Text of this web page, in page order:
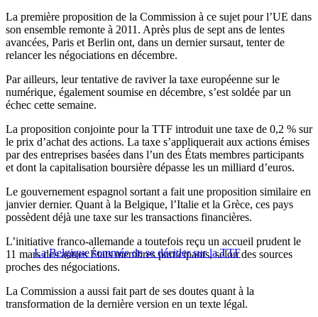
La première proposition de la Commission à ce sujet pour l’UE dans
son ensemble remonte à 2011. Après plus de sept ans de lentes
avancées, Paris et Berlin ont, dans un dernier sursaut, tenter de
relancer les négociations en décembre.
Par ailleurs, leur tentative de raviver la taxe européenne sur le
numérique, également soumise en décembre, s’est soldée par un
échec cette semaine.
La proposition conjointe pour la TTF introduit une taxe de 0,2 % sur
le prix d’achat des actions. La taxe s’appliquerait aux actions émises
par des entreprises basées dans l’un des États membres participants
et dont la capitalisation boursière dépasse les un milliard d’euros.
Le gouvernement espagnol sortant a fait une proposition similaire en
janvier dernier. Quant à la Belgique, l’Italie et la Grèce, ces pays
possèdent déjà une taxe sur les transactions financières.
La Belgique sommée de se décider sur la TTF
L’initiative franco-allemande a toutefois reçu un accueil prudent le
11 mars des autres États membres participants, selon des sources
proches des négociations.
La Commission a aussi fait part de ses doutes quant à la
transformation de la dernière version en un texte légal.